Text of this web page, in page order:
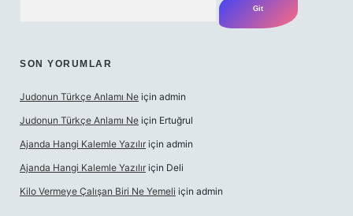
SON YORUMLAR
Judonun Türkçe Anlamı Ne için admin
Judonun Türkçe Anlamı Ne için Ertuğrul
Ajanda Hangi Kalemle Yazılır için admin
Ajanda Hangi Kalemle Yazılır için Deli
Kilo Vermeye Çalışan Biri Ne Yemeli için admin